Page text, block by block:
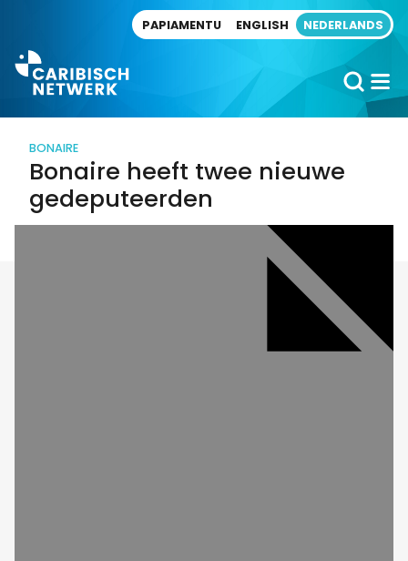
PAPIAMENTU ENGLISH NEDERLANDS
BONAIRE
Bonaire heeft twee nieuwe
gedeputeerden